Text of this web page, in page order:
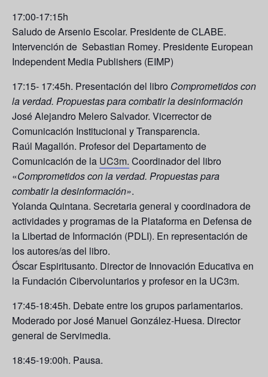
17:00-17:15h
Saludo de Arsenio Escolar. Presidente de CLABE.
Intervención de Sebastian Romey. Presidente European
Independent Media Publishers (EIMP)
17:15- 17:45h. Presentación del libro Comprometidos con
la verdad. Propuestas para combatir la desinformación
José Alejandro Melero Salvador. Vicerrector de
Comunicación Institucional y Transparencia.
Raúl Magallón. Profesor del Departamento de
Comunicación de la UC3m. Coordinador del libro
«Comprometidos con la verdad. Propuestas para
combatir la desinformación».
Yolanda Quintana. Secretaria general y coordinadora de
actividades y programas de la Plataforma en Defensa de
la Libertad de Información (PDLI). En representación de
los autores/as del libro.
Óscar Espiritusanto. Director de Innovación Educativa en
la Fundación Cibervoluntarios y profesor en la UC3m.
17:45-18:45h. Debate entre los grupos parlamentarios.
Moderado porJosé Manuel González-Huesa. Director
general de Servimedia.
18:45-19:00h. Pausa.